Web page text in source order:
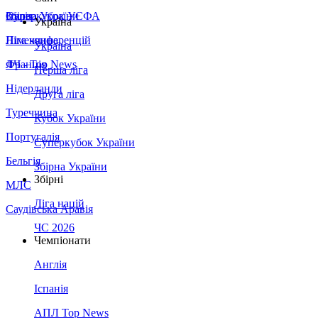
Збірна України
Італія
Німеччина
Франція
Нідерланди
Туреччина
Португалія
Бельгія
МЛС
Саудівська Аравія
Суперкубок УЄФА
Ліга конференцій
ЛЧ - Top News
Україна
Україна
Перша ліга
Друга ліга
Кубок України
Суперкубок України
Збірна України
Збірні
Ліга націй
ЧС 2026
Чемпіонати
Англія
Іспанія
АПЛ Top News